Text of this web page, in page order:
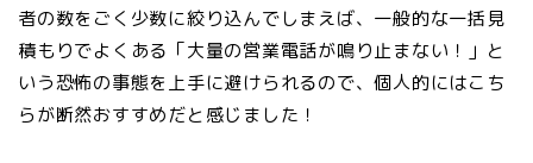
者の数をごく少数に絞り込んでしまえば、一般的な一括見
積もりでよくある「大量の営業電話が鳴り止まない！」と
いう恐怖の事態を上手に避けられるので、個人的にはこち
らが断然おすすめだと感じました！